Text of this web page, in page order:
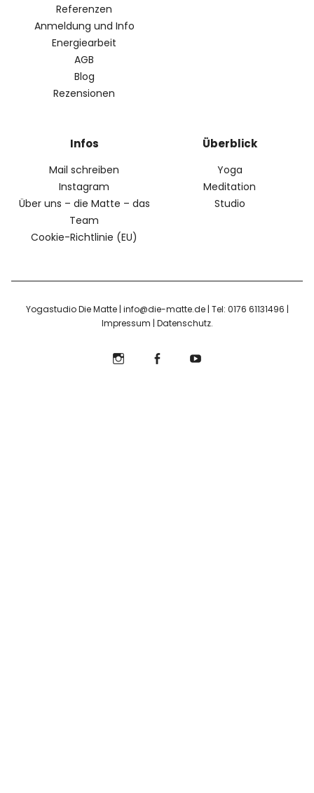
Referenzen
Anmeldung und Info
Energiearbeit
AGB
Blog
Rezensionen
Infos
Mail schreiben
Instagram
Über uns – die Matte – das
Team
Cookie-Richtlinie (EU)
Überblick
Yoga
Meditation
Studio
Yogastudio Die Matte | info@die-matte.de | Tel: 0176 61131496 |
Impressum | Datenschutz